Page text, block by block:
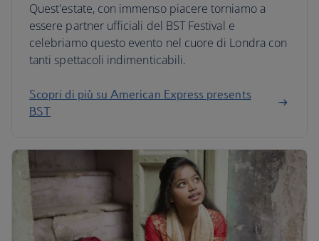
Quest'estate, con immenso piacere torniamo a
essere partner ufficiali del BST Festival e
celebriamo questo evento nel cuore di Londra con
tanti spettacoli indimenticabili.
Scopri di più su American Express presents
BST